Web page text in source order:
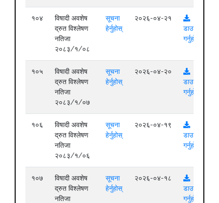
१०४
विषादी अवशेष
द्रुत विश्लेषण
नतिजा
२०८३/१/०८
सूचना
हेर्नुहोस्
२०२६-०४-२१
डाउनलोड
गर्नुहोस्
१०५
विषादी अवशेष
द्रुत विश्लेषण
नतिजा
२०८३/१/०७
सूचना
हेर्नुहोस्
२०२६-०४-२०
डाउनलोड
गर्नुहोस्
१०६
विषादी अवशेष
द्रुत विश्लेषण
नतिजा
२०८३/१/०६
सूचना
हेर्नुहोस्
२०२६-०४-१९
डाउनलोड
गर्नुहोस्
१०७
विषादी अवशेष
द्रुत विश्लेषण
नतिजा
सूचना
हेर्नुहोस्
२०२६-०४-१८
डाउनलोड
गर्नुहोस्